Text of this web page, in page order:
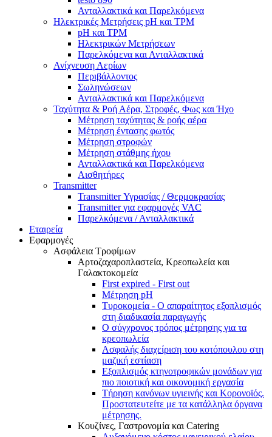
Ανταλλακτικά και Παρελκόμενα
Ηλεκτρικές Μετρήσεις pH και TPM
pH και TPM
Ηλεκτρικών Μετρήσεων
Παρελκόμενα και Ανταλλακτικά
Ανίχνευση Αερίων
Περιβάλλοντος
Σωληνώσεων
Ανταλλακτικά και Παρελκόμενα
Ταχύτητα & Ροή Αέρα, Στροφές, Φως και Ήχο
Μέτρηση ταχύτητας & ροής αέρα
Μέτρηση έντασης φωτός
Μέτρηση στροφών
Μέτρηση στάθμης ήχου
Ανταλλακτικά και Παρελκόμενα
Αισθητήρες
Transmitter
Transmitter Υγρασίας / Θερμοκρασίας
Transmitter για εφαρμογές VAC
Παρελκόμενα / Ανταλλακτικά
Εταιρεία
Εφαρμογές
Ασφάλεια Τροφίμων
Αρτοζαχαροπλαστεία, Κρεοπωλεία και
Γαλακτοκομεία
First expired - First out
Μέτρηση pH
Τυροκομεία - Ο απαραίτητος εξοπλισμός
στη διαδικασία παραγωγής
Ο σύγχρονος τρόπος μέτρησης για τα
κρεοπωλεία
Ασφαλής διαχείριση του κοτόπουλου στη
μαζική εστίαση
Εξοπλισμός κτηνοτροφικών μονάδων για
πιο ποιοτική και οικονομική εργασία
Τήρηση κανόνων υγιεινής και Κορονοϊός.
Προστατευτείτε με τα κατάλληλα όργανα
μέτρησης.
Κουζίνες, Γαστρονομία και Catering